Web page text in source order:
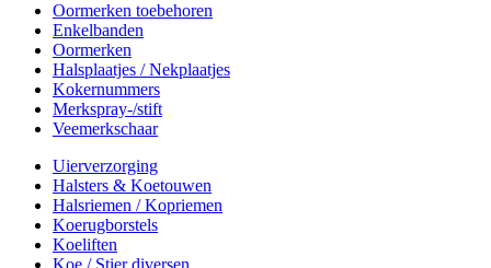
Oormerken toebehoren
Enkelbanden
Oormerken
Halsplaatjes / Nekplaatjes
Kokernummers
Merkspray-/stift
Veemerkschaar
Uierverzorging
Halsters & Koetouwen
Halsriemen / Kopriemen
Koerugborstels
Koeliften
Koe / Stier diversen